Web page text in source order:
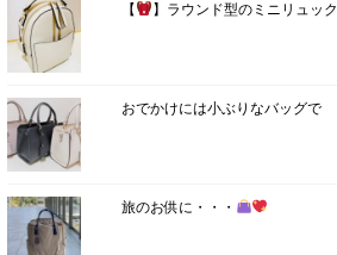
【 】ラウンド型のミニリュック
おでかけには小ぶりなバッグで
旅のお供に・・・